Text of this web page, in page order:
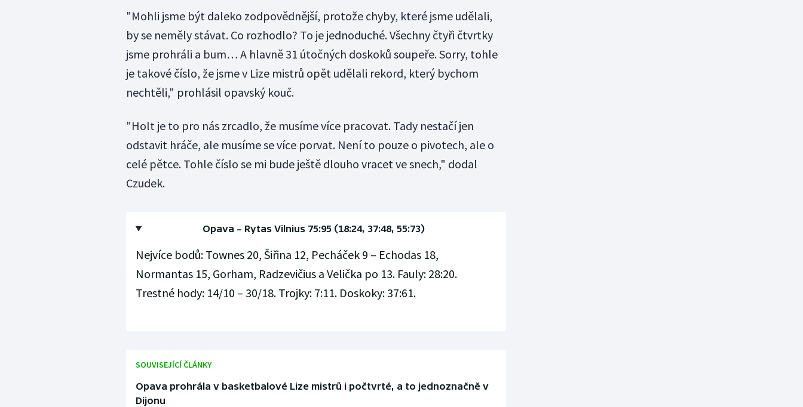
"Mohli jsme být daleko zodpovědnější, protože chyby, které jsme udělali,
by se neměly stávat. Co rozhodlo? To je jednoduché. Všechny čtyři čtvrtky
jsme prohráli a bum… A hlavně 31 útočných doskoků soupeře. Sorry, tohle
je takové číslo, že jsme v Lize mistrů opět udělali rekord, který bychom
nechtěli," prohlásil opavský kouč.
"Holt je to pro nás zrcadlo, že musíme více pracovat. Tady nestačí jen
odstavit hráče, ale musíme se více porvat. Není to pouze o pivotech, ale o
celé pětce. Tohle číslo se mi bude ještě dlouho vracet ve snech," dodal
Czudek.
Opava – Rytas Vilnius 75:95 (18:24, 37:48, 55:73)
Nejvíce bodů: Townes 20, Šiřina 12, Pecháček 9 – Echodas 18,
Normantas 15, Gorham, Radzevičius a Velička po 13. Fauly: 28:20.
Trestné hody: 14/10 – 30/18. Trojky: 7:11. Doskoky: 37:61.
SOUVISEJÍCÍ ČLÁNKY
Opava prohrála v basketbalové Lize mistrů i počtvrté, a to jednoznačně v
Dijonu